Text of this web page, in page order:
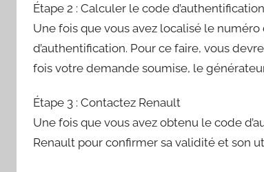
Étape 2 : Calculer le code d’authentification
Une fois que vous avez localisé le
d’authentification. Pour ce faire, vous
fois votre demande soumise, le
Étape 3 : Contactez Renault
Une fois que vous avez obtenu le code
Renault pour confirmer sa validité et son